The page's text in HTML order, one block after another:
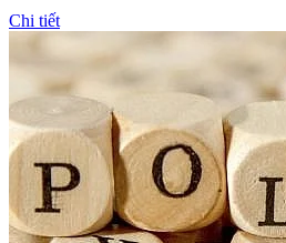
Chi tiết